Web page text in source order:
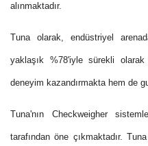
alınmaktadır.
Tuna olarak, endüstriyel
yaklaşık %78'iyle sürekli
deneyim kazandırmakta hem de
Tuna'nın Checkweigher
tarafından öne çıkmaktadır.